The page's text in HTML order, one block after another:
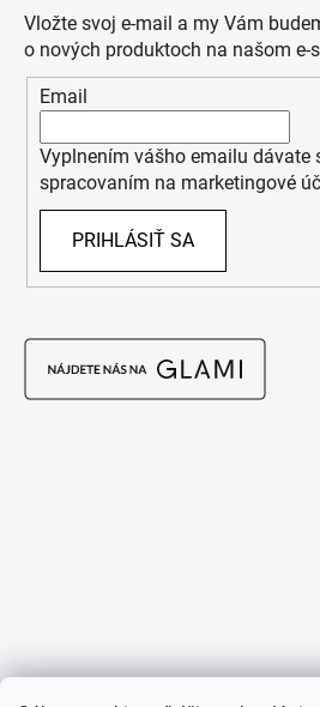
Vložte svoj e-mail a my Vám
o nových produktoch na našom e-
Email
Vyplnením vášho emailu dávate
spracovaním na marketingové
PRIHLÁSIŤ SA